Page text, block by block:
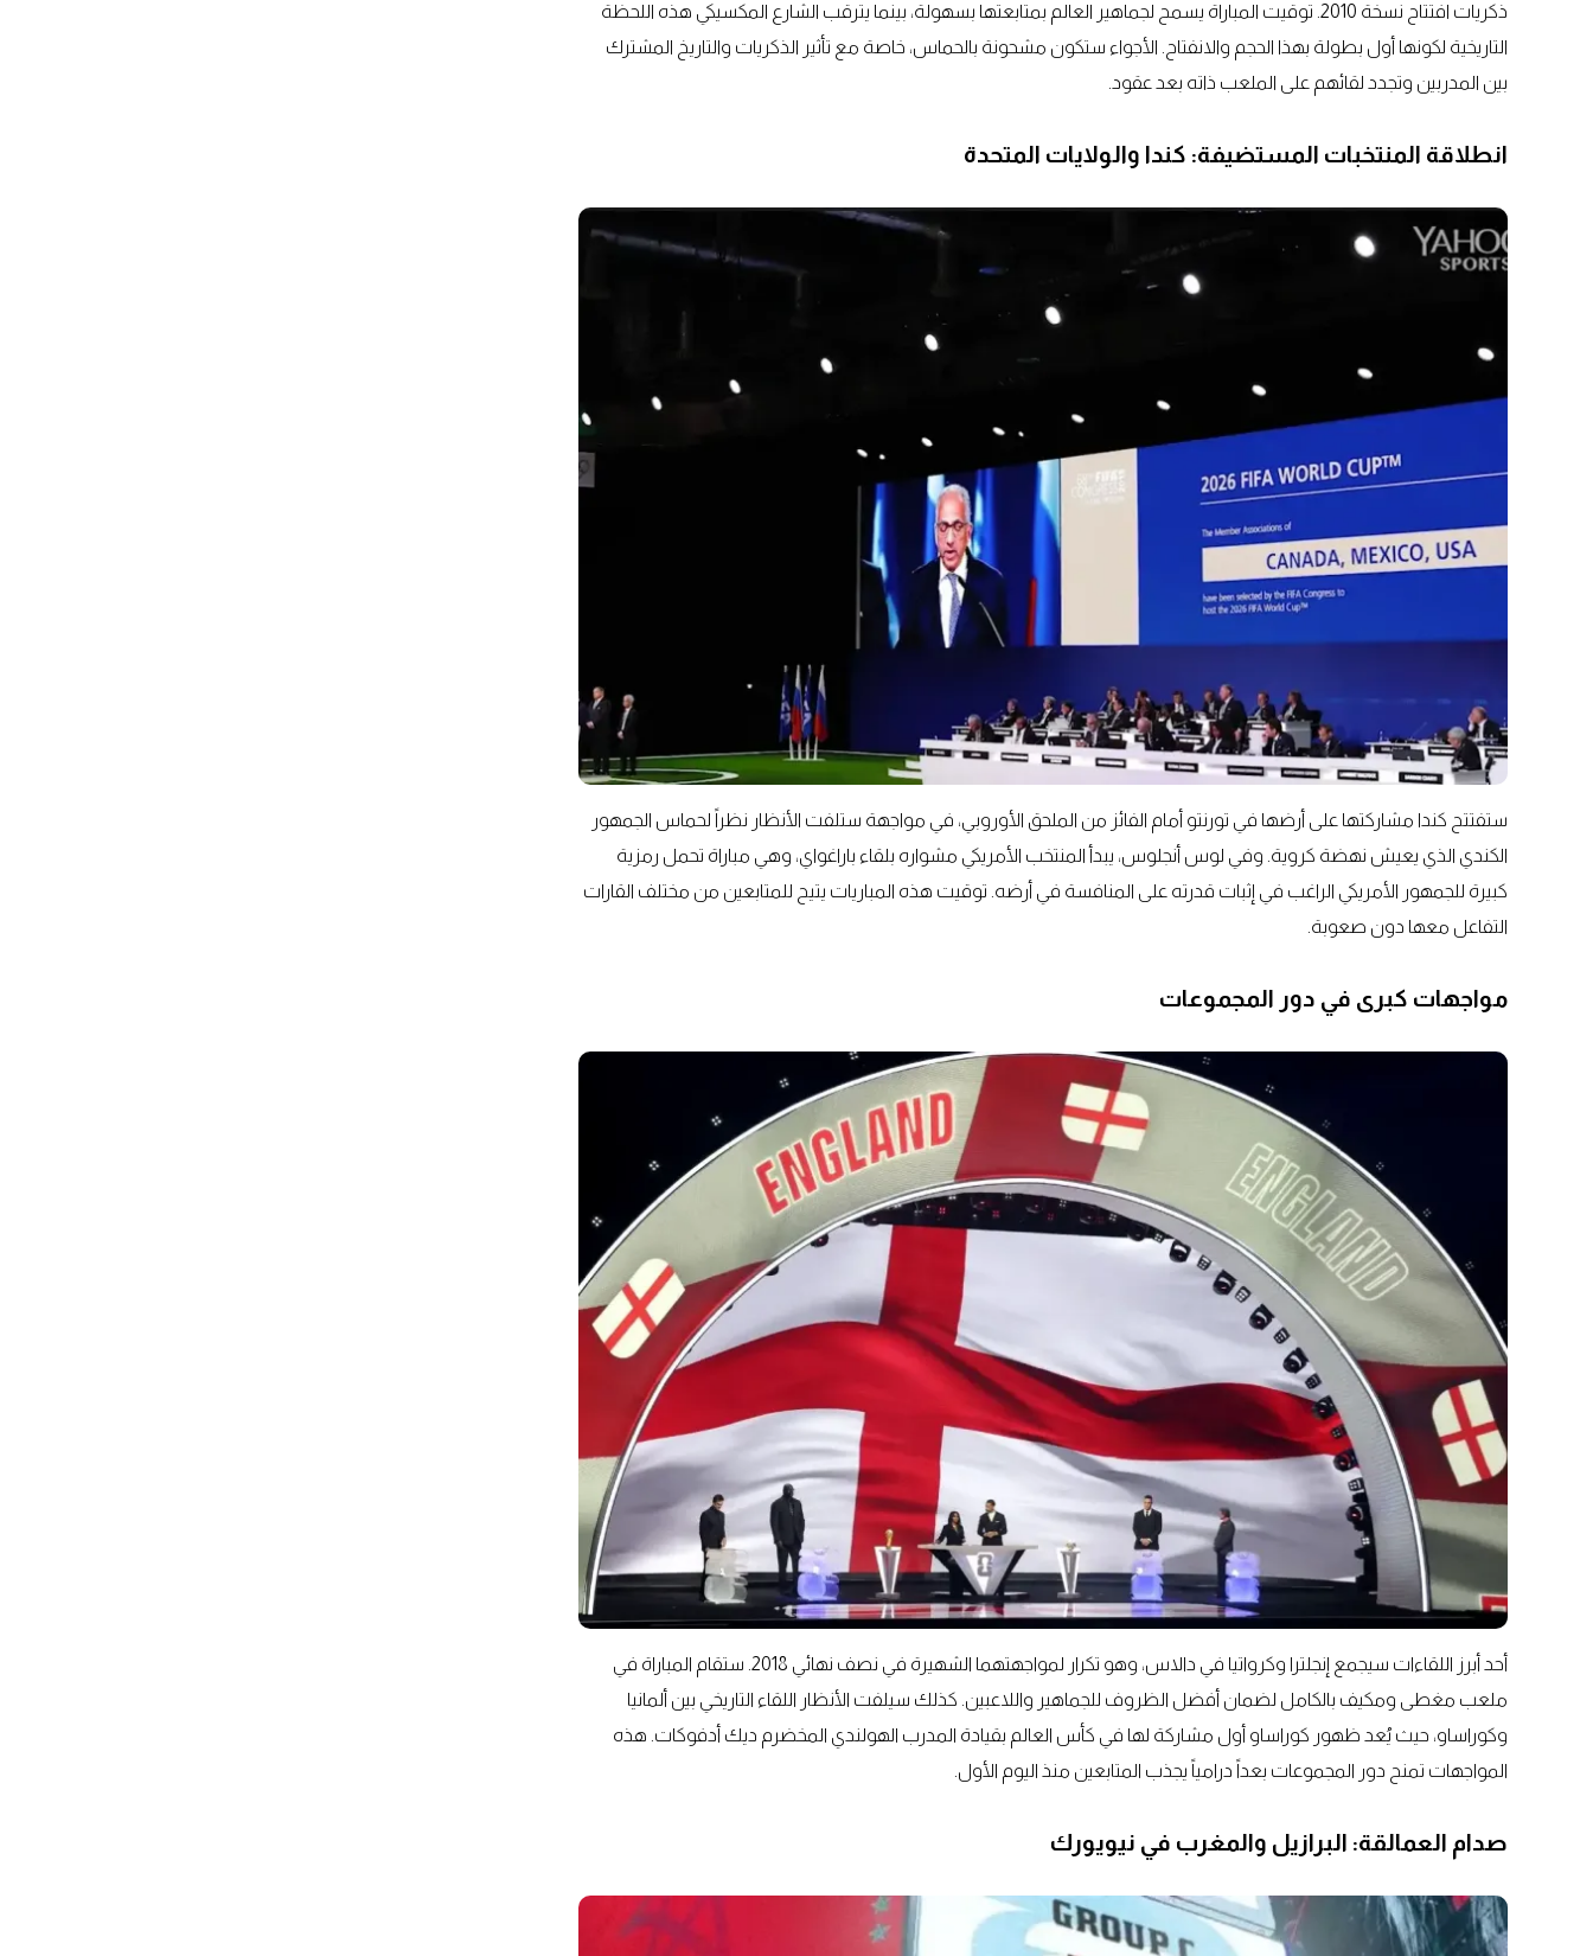
ذكريات افتتاح نسخة 2010. توقيت المباراة يسمح لجماهير العالم بمتابعتها بسهولة، بينما يترقب الشارع المكسيكي هذه اللحظة
التاريخية لكونها أول بطولة بهذا الحجم والانفتاح. الأجواء ستكون مشحونة بالحماس، خاصة مع تأثير الذكريات والتاريخ المشترك
بين المدربين وتجدد لقائهم على الملعب ذاته بعد عقود.
انطلاقة المنتخبات المستضيفة: كندا والولايات المتحدة
ستفتتح كندا مشاركتها على أرضها في تورنتو أمام الفائز من الملحق الأوروبي، في مواجهة ستلفت الأنظار نظراً لحماس الجمهور
الكندي الذي يعيش نهضة كروية. وفي لوس أنجلوس، يبدأ المنتخب الأمريكي مشواره بلقاء باراغواي، وهي مباراة تحمل رمزية
كبيرة للجمهور الأمريكي الراغب في إثبات قدرته على المنافسة في أرضه. توقيت هذه المباريات يتيح للمتابعين من مختلف القارات
التفاعل معها دون صعوبة.
مواجهات كبرى في دور المجموعات
أحد أبرز اللقاءات سيجمع إنجلترا وكرواتيا في دالاس، وهو تكرار لمواجهتهما الشهيرة في نصف نهائي 2018. ستقام المباراة في
ملعب مغطى ومكيف بالكامل لضمان أفضل الظروف للجماهير واللاعبين. كذلك سيلفت الأنظار اللقاء التاريخي بين ألمانيا
وكوراساو، حيث يُعد ظهور كوراساو أول مشاركة لها في كأس العالم بقيادة المدرب الهولندي المخضرم ديك أدفوكات. هذه
المواجهات تمنح دور المجموعات بعداً درامياً يجذب المتابعين منذ اليوم الأول.
صدام العمالقة: البرازيل والمغرب في نيويورك